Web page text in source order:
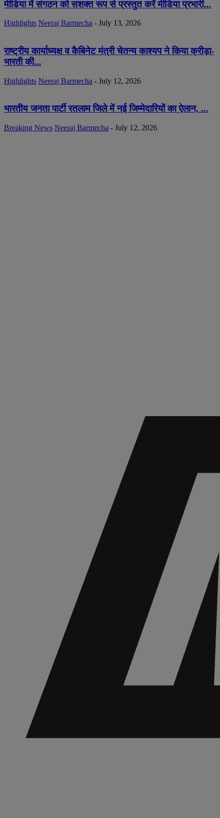
मीडिया में संगठन को सशक्त रूप से प्रस्तुत करें मीडिया प्रभारी...
Highlights Neeraj Barmecha - July 13, 2026
राष्ट्रीय कार्याध्यक्ष व कैबिनेट मंत्री चेतन्य काश्यप ने किया क्रीड़ा-
भारती की...
Highlights Neeraj Barmecha - July 12, 2026
भारतीय जनता पार्टी रतलाम जिले में नई जिम्मेदारियों का ऐलान, ...
Breaking News Neeraj Barmecha - July 12, 2026